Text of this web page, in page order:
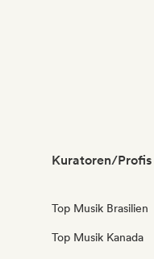
Kuratoren/Profis
Top Musik Brasilien
Top Musik Kanada